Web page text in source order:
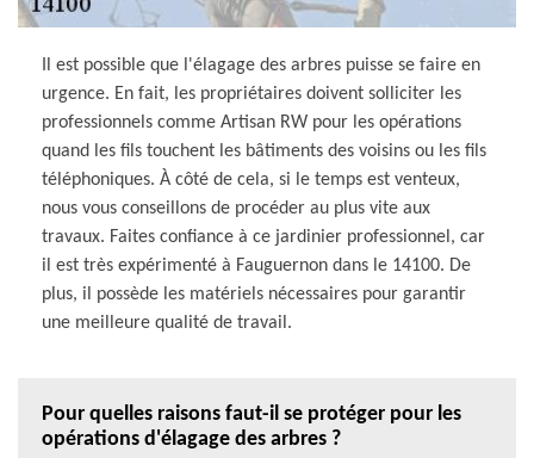
Il est possible que l'élagage des arbres puisse se faire en
urgence. En fait, les propriétaires doivent solliciter les
professionnels comme Artisan RW pour les opérations
quand les fils touchent les bâtiments des voisins ou les fils
téléphoniques. À côté de cela, si le temps est venteux,
nous vous conseillons de procéder au plus vite aux
travaux. Faites confiance à ce jardinier professionnel, car
il est très expérimenté à Fauguernon dans le 14100. De
plus, il possède les matériels nécessaires pour garantir
une meilleure qualité de travail.
Pour quelles raisons faut-il se protéger pour les
opérations d'élagage des arbres ?